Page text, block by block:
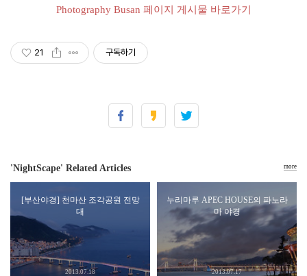
Photography Busan 페이지 게시물 바로가기
21 구독하기
'NightScape' Related Articles
[부산야경] 천마산 조각공원 전망
대
2013.07.18
누리마루 APEC HOUSE의 파노라
마 야경
2013.07.17
more